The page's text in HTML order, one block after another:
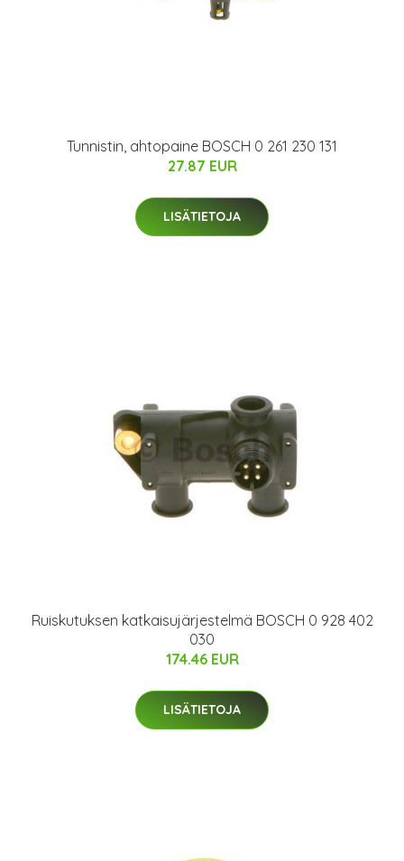
Tunnistin, ahtopaine BOSCH 0 261 230 131
27.87 EUR
LISÄTIETOJA
Ruiskutuksen katkaisujärjestelmä BOSCH 0 928 402
030
174.46 EUR
LISÄTIETOJA